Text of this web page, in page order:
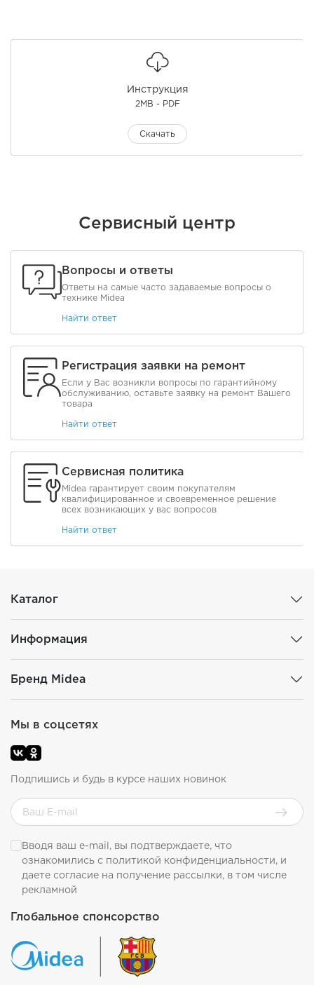
Инструкция
2MB - PDF
Скачать
Сервисный центр
Вопросы и ответы
Ответы на самые часто задаваемые вопросы о
технике Midea
Найти ответ
Регистрация заявки на ремонт
Если у Вас возникли вопросы по гарантийному
обслуживанию, оставьте заявку на ремонт Вашего
товара
Найти ответ
Сервисная политика
Midea гарантирует своим покупателям
квалифицированное и своевременное решение
всех возникающих у вас вопросов
Найти ответ
Каталог
Информация
Бренд Midea
Глобальное спонсорство
Мы в соцсетях
Подпишись и будь в курсе наших новинок
Вводя ваш e-mail, вы подтверждаете, что
ознакомились с политикой конфиденциальности, и
даете согласие на получение рассылки, в том числе
рекламной